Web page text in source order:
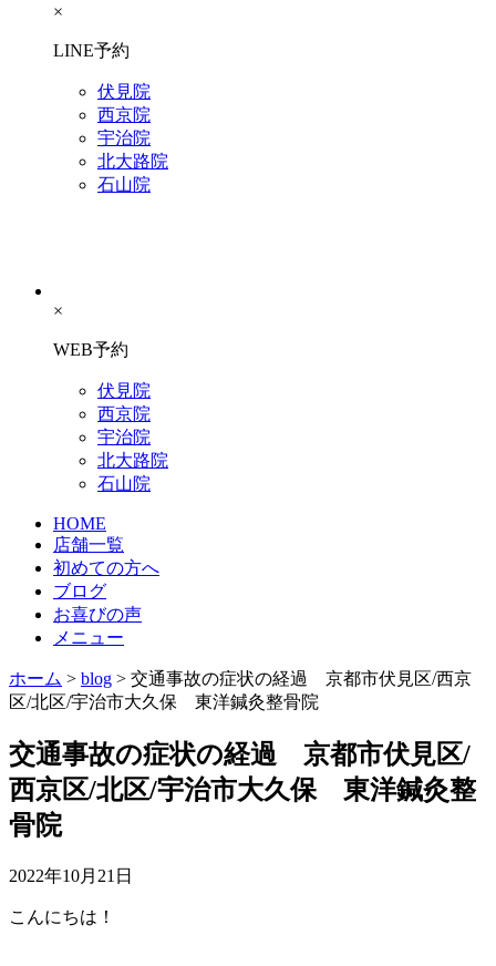
×
LINE予約
伏見院
西京院
宇治院
北大路院
石山院
×
WEB予約
伏見院
西京院
宇治院
北大路院
石山院
HOME
店舗一覧
初めての方へ
ブログ
お喜びの声
メニュー
ホーム > blog > 交通事故の症状の経過 京都市伏見区/西京
区/北区/宇治市大久保 東洋鍼灸整骨院
交通事故の症状の経過 京都市伏見区/
西京区/北区/宇治市大久保 東洋鍼灸整
骨院
2022年10月21日
こんにちは！